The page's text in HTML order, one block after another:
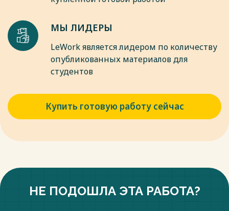
МЫ ЛИДЕРЫ
LeWork является лидером по количеству
опубликованных материалов для
студентов
Купить готовую работу сейчас
НЕ ПОДОШЛА ЭТА РАБОТА?